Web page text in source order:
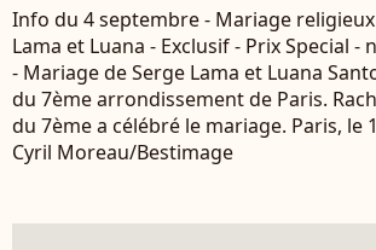
Info du 4 septembre - Mariage
Lama et Luana - Exclusif - Prix Special -
- Mariage de Serge Lama et Luana
du 7ème arrondissement de Paris.
du 7ème a célébré le mariage. Paris, le
Cyril Moreau/Bestimage